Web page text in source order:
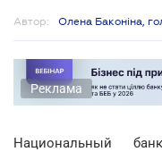
Автор: Олена Баконіна,
Реклама
Национальный